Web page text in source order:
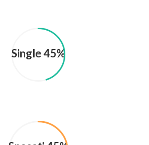
Single 45%